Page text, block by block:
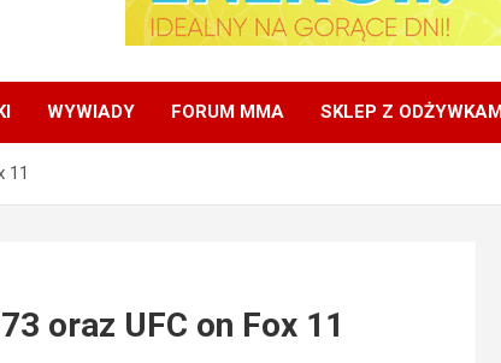
WYWIADY FORUM MMA SKLEP Z
11
oraz UFC on Fox 11